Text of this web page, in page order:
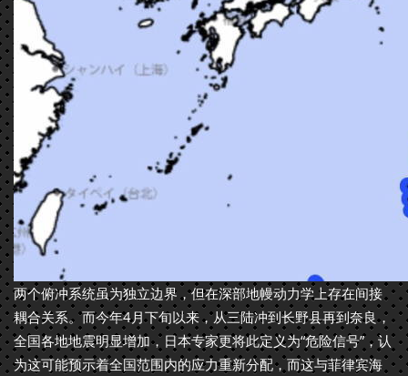
两个俯冲系统虽为独立边界，但在深部地幔动力学上存在间接
耦合关系。而今年4月下旬以来，从三陆冲到长野县再到奈良，
全国各地地震明显增加，日本专家更将此定义为“危险信号”，认
为这可能预示着全国范围内的应力重新分配，而这与菲律宾海